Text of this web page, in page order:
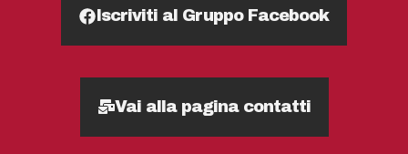
Iscriviti al Gruppo Facebook
Vai alla pagina contatti